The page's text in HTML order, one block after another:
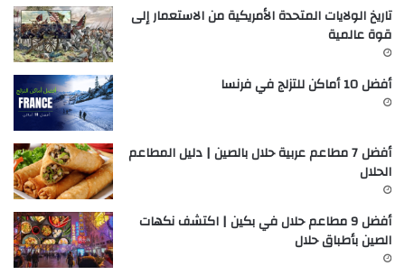
تاريخ الولايات المتحدة الأمريكية من الاستعمار إلى
قوة عالمية
أفضل 10 أماكن للتزلج في فرنسا
أفضل 7 مطاعم عربية حلال بالصين | دليل المطاعم
الحلال
أفضل 9 مطاعم حلال في بكين | اكتشف نكهات
الصين بأطباق حلال